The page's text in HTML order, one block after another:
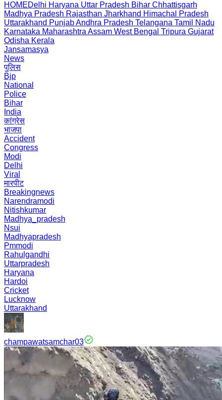
HOMEDelhi Haryana Uttar Pradesh Bihar Chhattisgarh
Madhya Pradesh Rajasthan Jharkhand Himachal Pradesh
Uttarakhand PunjabAndhra Pradesh Telangana Tamil Nadu
Karnataka Maharashtra Assam West Bengal Tripura Gujarat
Odisha Kerala
Jansamasya
News
पुलिस
Bjp
National
Police
Bihar
India
कांग्रेस
भाजपा
Accident
Congress
Modi
Delhi
Viral
मारपीट
Breakingnews
Narendramodi
Nitishkumar
Madhya_pradesh
Nsui
Madhyapradesh
Pmmodi
Rahulgandhi
Uttarpradesh
Haryana
Hardoi
Cricket
Lucknow
Uttarakhand
champawatsamchar03